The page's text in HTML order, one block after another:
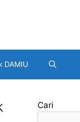
DAMIU
Cari